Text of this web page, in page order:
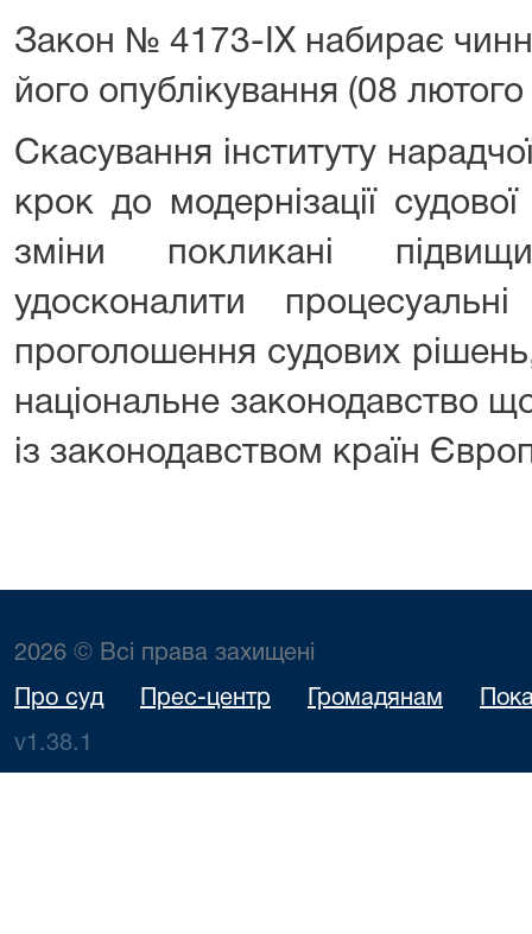
Закон № 4173-IX набирає
його опублікування (08
Скасування інституту
крок до модернізації
зміни покликані
удосконалити
проголошення судових
національне законодавство
із законодавством країн
2026 © Всі права захищені
Про суд Прес-центр Громадянам
v1.38.1